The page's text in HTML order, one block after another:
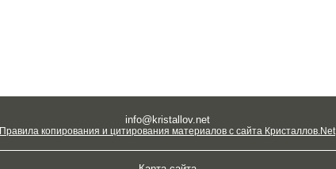
info@kristallov.net
Правила копирования и цитирования материалов с сайта Кристаллов.Net